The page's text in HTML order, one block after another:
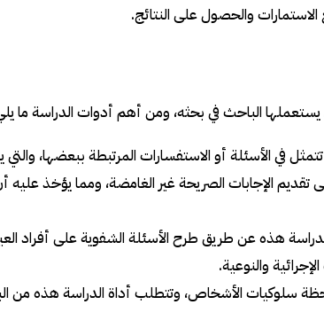
الاستمارات والحصول على النتائج.
الباحث في بحثه، ومن أهم أدوات الدراسة ما
في الأسئلة أو الاستفسارات المرتبطة ببعضها،
تقديم الإجابات الصريحة غير الغامضة، ومما يؤخذ
هذه عن طريق طرح الأسئلة الشفوية على أفراد
والنوعية.
سلوكيات الأشخاص، وتتطلب أداة الدراسة هذه من